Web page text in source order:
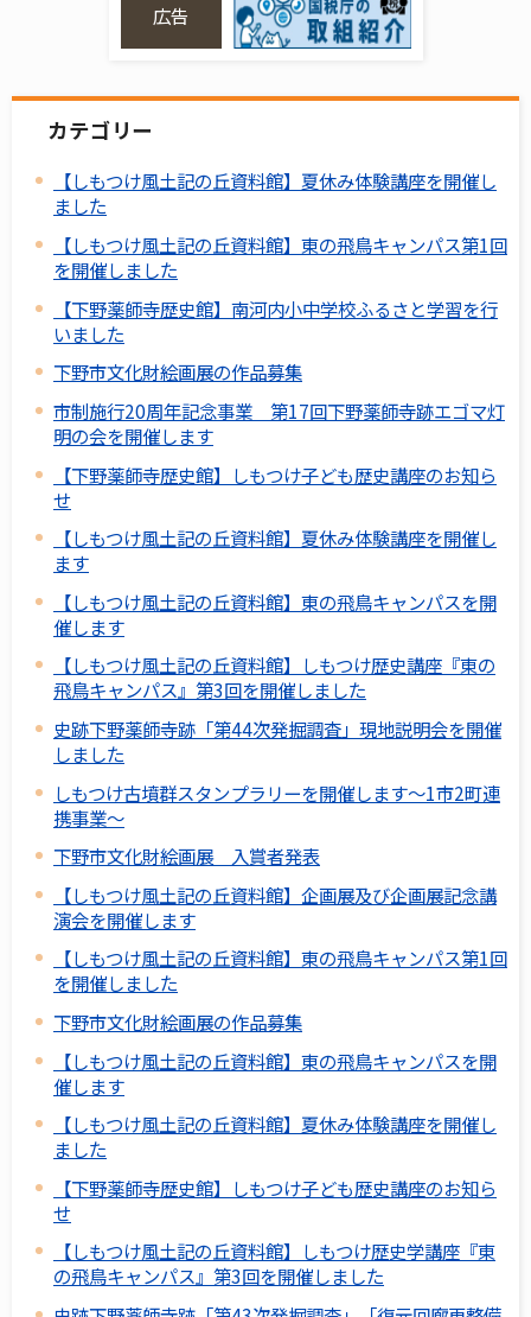
広告
カテゴリー
【しもつけ風土記の丘資料館】夏休み体験講座を開催し
ました
【しもつけ風土記の丘資料館】東の飛鳥キャンパス第1回
を開催しました
【下野薬師寺歴史館】南河内小中学校ふるさと学習を行
いました
下野市文化財絵画展の作品募集
市制施行20周年記念事業 第17回下野薬師寺跡エゴマ灯
明の会を開催します
【下野薬師寺歴史館】しもつけ子ども歴史講座のお知ら
せ
【しもつけ風土記の丘資料館】夏休み体験講座を開催し
ます
【しもつけ風土記の丘資料館】東の飛鳥キャンパスを開
催します
【しもつけ風土記の丘資料館】しもつけ歴史講座『東の
飛鳥キャンパス』第3回を開催しました
史跡下野薬師寺跡「第44次発掘調査」現地説明会を開催
しました
しもつけ古墳群スタンプラリーを開催します～1市2町連
携事業～
下野市文化財絵画展 入賞者発表
【しもつけ風土記の丘資料館】企画展及び企画展記念講
演会を開催します
【しもつけ風土記の丘資料館】東の飛鳥キャンパス第1回
を開催しました
下野市文化財絵画展の作品募集
【しもつけ風土記の丘資料館】東の飛鳥キャンパスを開
催します
【しもつけ風土記の丘資料館】夏休み体験講座を開催し
ました
【下野薬師寺歴史館】しもつけ子ども歴史講座のお知ら
せ
【しもつけ風土記の丘資料館】しもつけ歴史学講座『東
の飛鳥キャンパス』第3回を開催しました